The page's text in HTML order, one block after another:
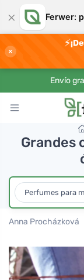
× Ferwer:
×
⚡
Envío
Grandes
Perfumes para
Anna Procházková